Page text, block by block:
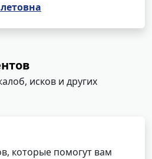
исков и других
которые помогут вам